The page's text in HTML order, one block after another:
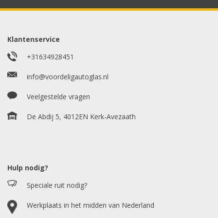
Model auto
E-mailadres *
Klantenservice
+31634928451
info@voordeligautoglas.nl
Veelgestelde vragen
De Abdij 5, 4012EN Kerk-Avezaath
Hulp nodig?
Speciale ruit nodig?
Werkplaats in het midden van Nederland